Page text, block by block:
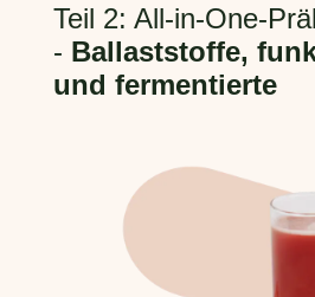
Teil 2: All-in-One-
- Ballaststoffe,
und fermentierte